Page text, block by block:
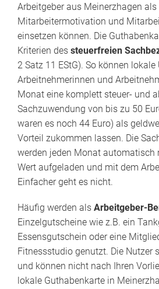
Arbeitgeber aus Meinerzhagen
Mitarbeitermotivation und
einsetzen können. Die
Kriterien des steuerfreien
2 Satz 11 EStG). So können
Arbeitnehmerinnen und
Monat eine komplett steuer- und
Sachzuwendung von bis zu 50
waren es noch 44 Euro) als
Vorteil zukommen lassen. Die
werden jeden Monat automatisch
Wert aufgeladen und mit dem
Einfacher geht es nicht.
Häufig werden als Arbeitgeber-
Einzelgutscheine wie z.B. ein
Essensgutschein oder eine
Fitnessstudio genutzt. Die Nutzer
und können nicht nach Ihren
lokale Guthabenkarte in